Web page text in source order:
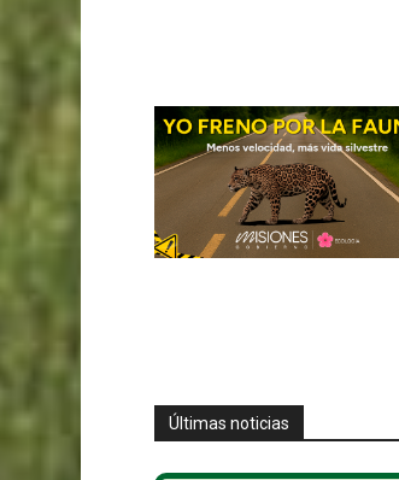
Últimas noticias